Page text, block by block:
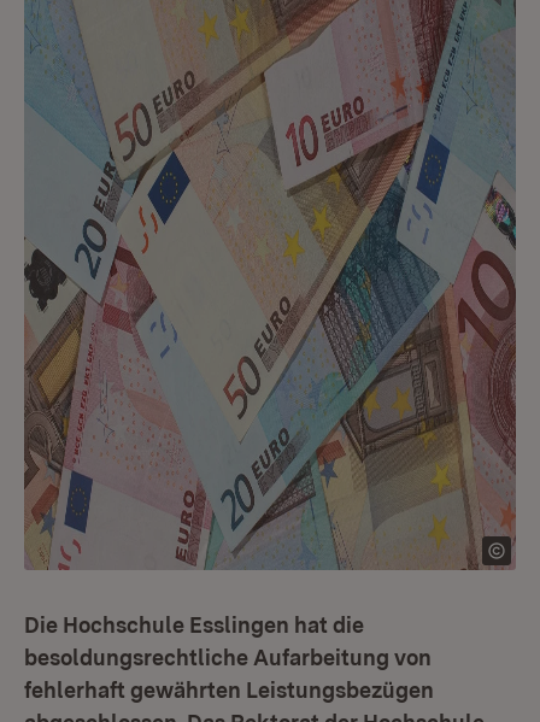
Die Hochschule Esslingen hat die
besoldungsrechtliche Aufarbeitung von
fehlerhaft gewährten Leistungsbezügen